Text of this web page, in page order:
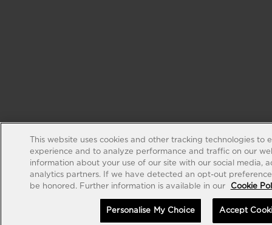
This website uses cookies and other tracking technologies to
experience and to analyze performance and traffic on our
information about your use of our site with our social media,
analytics partners. If we have detected an opt-out
be honored. Further information is available in our
Cookie
Personalise My Choice Accept